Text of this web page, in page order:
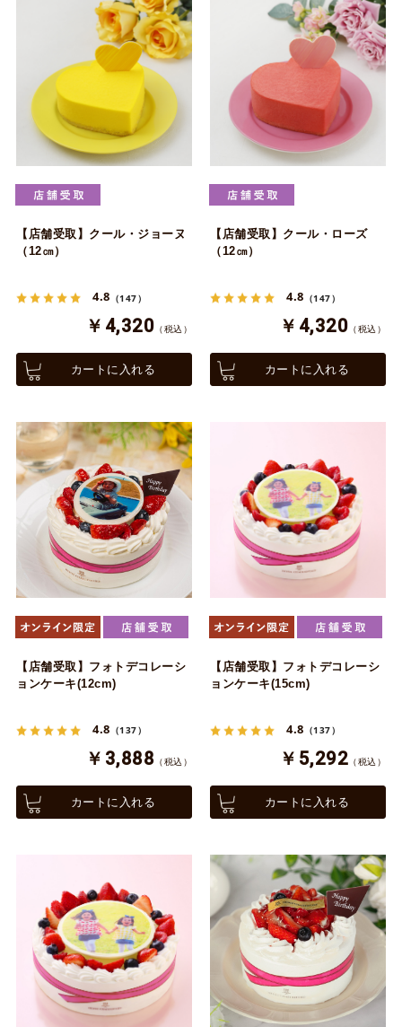
【店舗受取】クール・ジョーヌ
（12㎝）
4.8 （147）
￥4,320 （税込）
カートに入れる
【店舗受取】クール・ローズ
（12㎝）
4.8 （147）
￥4,320 （税込）
カートに入れる
【店舗受取】フォトデコレーシ
ョンケーキ(12cm)
4.8 （137）
￥3,888 （税込）
カートに入れる
【店舗受取】フォトデコレーシ
ョンケーキ(15cm)
4.8 （137）
￥5,292 （税込）
カートに入れる